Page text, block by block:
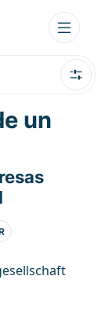
un